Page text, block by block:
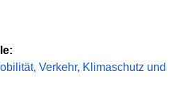
Verkehr, Klimaschutz und